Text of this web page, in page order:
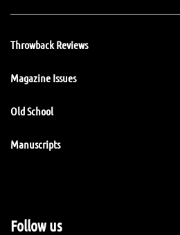
Throwback Reviews
Magazine Issues
Old School
Manuscripts
Follow us